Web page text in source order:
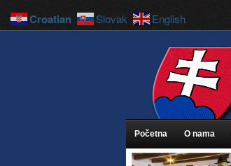
Početna O nama
Croatian Slovak English